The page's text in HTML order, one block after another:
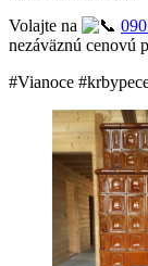
Volajte na
nezáväznú cenovú
#Vianoce